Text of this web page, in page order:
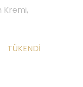
Kremi,
TÜKENDI